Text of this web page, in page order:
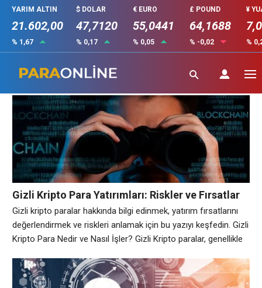
YARIM ALTIN
21.602,00
% 1,67
$ DOLAR
47,7120
% 0,17
€ EURO
55,0441
% 0,05
£ POUND
64,1688
% -0,02
¥
%
risk yönetimi
Gizli Kripto Para Yatırımları: Riskler ve Fırsatlar
Gizli kripto paralar hakkında bilgi edinmek, yatırım fırsatlarını
değerlendirmek ve riskleri anlamak için bu yazıyı keşfedin. Gizli
Kripto Para Nedir ve Nasıl İşler? Gizli Kripto paralar, genellikle
hitap eden dijital varlıklardır. Bu tür kripto paralar, gizlilik odaklı
özellikleri ve anonimlik sağlamaları nedeniyle yatırımcılar için